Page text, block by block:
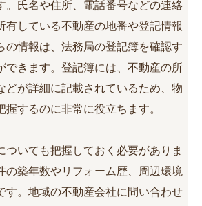
。氏名や住所、電話番号などの連絡
有している不動産の地番や登記情報
の情報は、法務局の登記簿を確認す
できます。登記簿には、不動産の所
どが詳細に記載されているため、物
するのに非常に役立ちます。
ついても把握しておく必要がありま
の築年数やリフォーム歴、周辺環境
す。地域の不動産会社に問い合わせ